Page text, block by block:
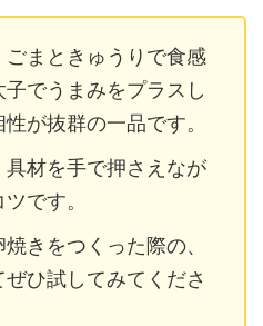
ごまときゅうりで食感
でうまみをプラスし
が抜群の一品です。
具材を手で押さえなが
です。
焼きをつくった際の、
ひ試してみてくださ